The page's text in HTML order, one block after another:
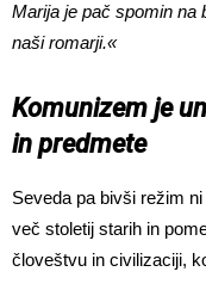
Marija je pač spomin na
naši romarji.«
Komunizem je
in predmete
Seveda pa bivši režim
več stoletij starih in
človeštvu in civilizaciji,